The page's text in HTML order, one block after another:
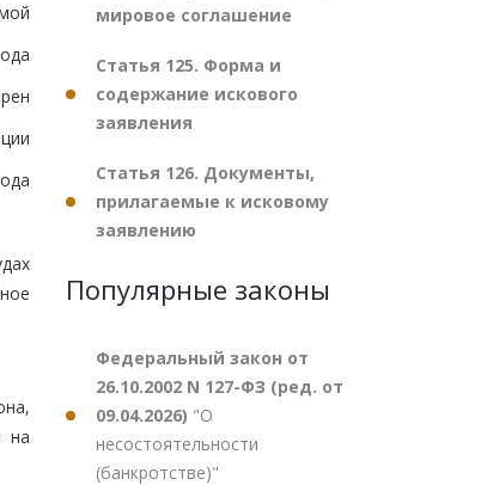
на
мировое соглашение
Статья 125. Форма и
содержание искового
заявления
Статья 126. Документы,
прилагаемые к исковому
заявлению
Популярные законы
Федеральный закон от
26.10.2002 N 127-ФЗ (ред. от
09.04.2026) "О
несостоятельности
(банкротстве)"